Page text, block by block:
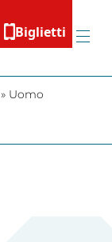
Biglietti
Menu
» Uomo